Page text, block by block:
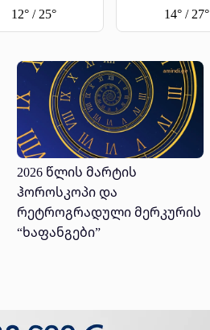
12°/25° 14°/27°
2026 წლის მარტის
ჰოროსკოპი და
რეტროგრადული მერკურის
“ხაფანგები”